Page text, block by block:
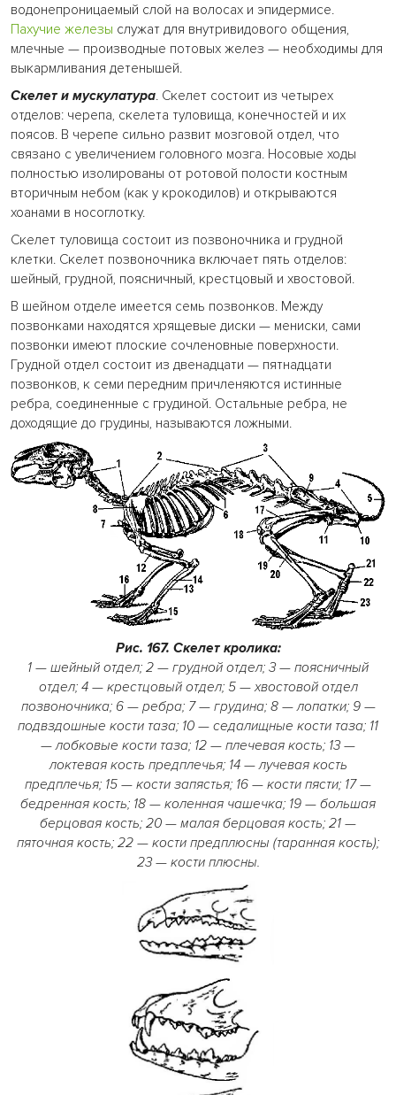
водонепроницаемый слой на волосах и эпидермисе.
Пахучие железы служат для внутривидового общения,
млечные — производные потовых желез — необходимы для
выкармливания детенышей.
Скелет и мускулатура. Скелет состоит из четырех
отделов: черепа, скелета туловища, конечностей и их
поясов. В черепе сильно развит мозговой отдел, что
связано с увеличением головного мозга. Носовые ходы
полностью изолированы от ротовой полости костным
вторичным небом (как у крокодилов) и открываются
хоанами в носоглотку.
Скелет туловища состоит из позвоночника и грудной
клетки. Скелет позвоночника включает пять отделов:
шейный, грудной, поясничный, крестцовый и хвостовой.
В шейном отделе имеется семь позвонков. Между
позвонками находятся хрящевые диски — мениски, сами
позвонки имеют плоские сочленовные поверхности.
Грудной отдел состоит из двенадцати — пятнадцати
позвонков, к семи передним причленяются истинные
ребра, соединенные с грудиной. Остальные ребра, не
доходящие до грудины, называются ложными.
Рис. 167. Скелет кролика:
1 — шейный отдел; 2 — грудной отдел; 3 — поясничный
отдел; 4 — крестцовый отдел; 5 — хвостовой отдел
позвоночника; 6 — ребра; 7 — грудина; 8 — лопатки; 9 —
подвздошные кости таза; 10 — седалищные кости таза; 11
— лобковые кости таза; 12 — плечевая кость; 13 —
локтевая кость предплечья; 14 — лучевая кость
предплечья; 15 — кости запястья; 16 — кости пясти; 17 —
бедренная кость; 18 — коленная чашечка; 19 — большая
берцовая кость; 20 — малая берцовая кость; 21 —
пяточная кость; 22 — кости предплюсны (таранная кость);
23 — кости плюсны.